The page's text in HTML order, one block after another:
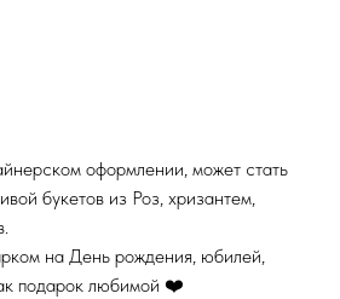
оформлении, может стать
букетов из Роз, хризантем,
на День рождения, юбилей,
подарок любимой ❤️